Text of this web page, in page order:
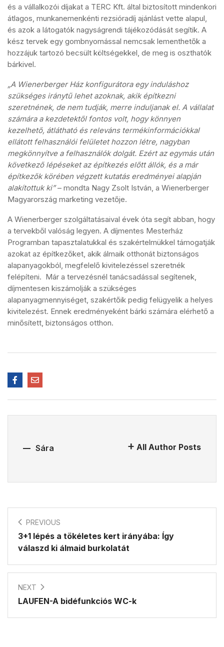
és a vállalkozói díjakat a TERC Kft. által biztosított mindenkori
átlagos, munkanemenkénti rezsióradíj ajánlást vette alapul,
és azok a látogatók nagyságrendi tájékozódását segítik. A
kész tervek egy gombnyomással nemcsak lementhetők a
hozzájuk tartozó becsült költségekkel, de meg is oszthatók
bárkivel.
„A Wienerberger Ház konfigurátora egy induláshoz
szükséges iránytű lehet azoknak, akik építkezni
szeretnének, de nem tudják, merre induljanak el. A vállalat
számára a kezdetektől fontos volt, hogy könnyen
kezelhető, átlátható és releváns termékinformációkkal
ellátott felhasználói felületet hozzon létre, nagyban
megkönnyítve a felhasználók dolgát. Ezért az egymás után
következő lépéseket az építkezés előtt állók, és a már
építkezők körében végzett kutatás eredményei alapján
alakítottuk ki”– mondta Nagy Zsolt István, a Wienerberger
Magyarország marketing vezetője.
A Wienerberger szolgáltatásaival évek óta segít abban, hogy
a tervekből valóság legyen. A díjmentes Mesterház
Programban tapasztalatukkal és szakértelmükkel támogatják
azokat az építkezőket, akik álmaik otthonát biztonságos
alapanyagokból, megfelelő kivitelezéssel szeretnék
felépíteni. Már a tervezésnél tanácsadással segítenek,
díjmentesen kiszámolják a szükséges
alapanyagmennyiséget, szakértőik pedig felügyelik a helyes
kivitelezést. Ennek eredményeként bárki számára elérhető a
minősített, biztonságos otthon.
Sára All Author Posts
PREVIOUS
3+1 lépés a tökéletes kert irányába: Így
válaszd ki álmaid burkolatát
NEXT
LAUFEN-A bidéfunkciós WC-k